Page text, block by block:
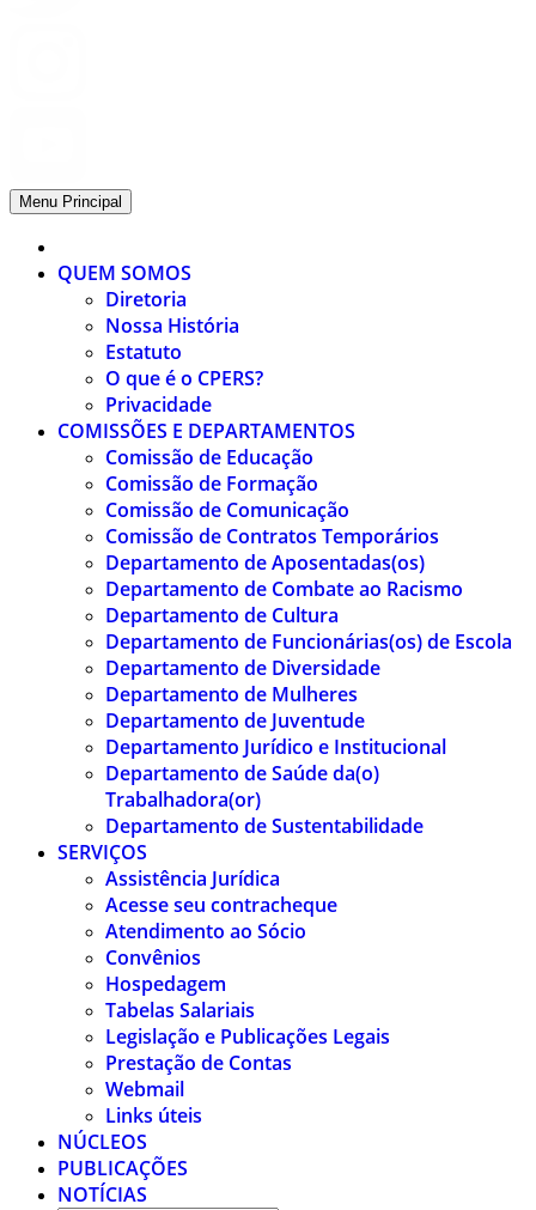
Menu Principal
QUEM SOMOS
Diretoria
Nossa História
Estatuto
O que é o CPERS?
Privacidade
COMISSÕES E DEPARTAMENTOS
Comissão de Educação
Comissão de Formação
Comissão de Comunicação
Comissão de Contratos Temporários
Departamento de Aposentadas(os)
Departamento de Combate ao Racismo
Departamento de Cultura
Departamento de Funcionárias(os) de Escola
Departamento de Diversidade
Departamento de Mulheres
Departamento de Juventude
Departamento Jurídico e Institucional
Departamento de Saúde da(o)
Trabalhadora(or)
Departamento de Sustentabilidade
SERVIÇOS
Assistência Jurídica
Acesse seu contracheque
Atendimento ao Sócio
Convênios
Hospedagem
Tabelas Salariais
Legislação e Publicações Legais
Prestação de Contas
Webmail
Links úteis
NÚCLEOS
PUBLICAÇÕES
NOTÍCIAS